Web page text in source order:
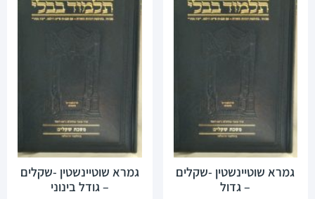
גמרא שוטיינשטין -שקלים
– גדול
גמרא שוטיינשטין -שקלים
– גודל בינוני